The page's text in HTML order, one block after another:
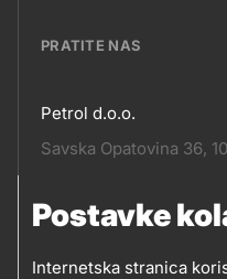
Postavke
Internetska stranica
PRATITE NAS
Pratite
Petrol d.o.o.
Savska Opatovina 36,
Pratite
Social